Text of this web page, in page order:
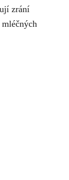
zrání